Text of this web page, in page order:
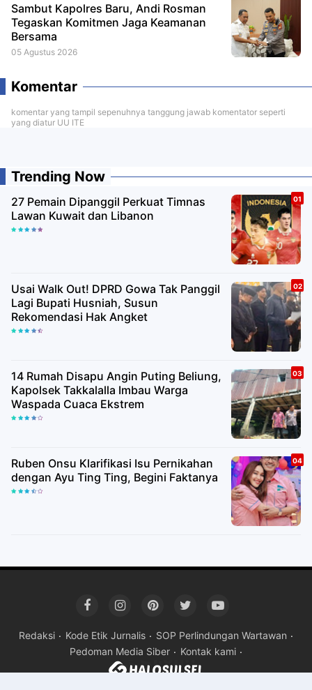
Sambut Kapolres Baru, Andi Rosman
Tegaskan Komitmen Jaga Keamanan
Bersama
05 Agustus 2026
Komentar
komentar yang tampil sepenuhnya tanggung jawab komentator seperti
yang diatur UU ITE
Trending Now
27 Pemain Dipanggil Perkuat Timnas
Lawan Kuwait dan Libanon
Usai Walk Out! DPRD Gowa Tak Panggil
Lagi Bupati Husniah, Susun
Rekomendasi Hak Angket
14 Rumah Disapu Angin Puting Beliung,
Kapolsek Takkalalla Imbau Warga
Waspada Cuaca Ekstrem
Ruben Onsu Klarifikasi Isu Pernikahan
dengan Ayu Ting Ting, Begini Faktanya
Redaksi Kode Etik Jurnalis
SOP Perlindungan Wartawan
Pedoman Media Siber
Kontak kami